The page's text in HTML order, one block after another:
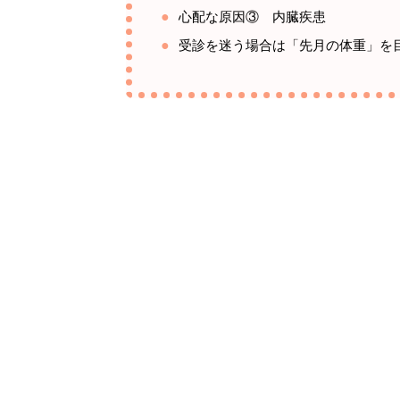
心配な原因③ 内臓疾患
受診を迷う場合は「先月の体重」を